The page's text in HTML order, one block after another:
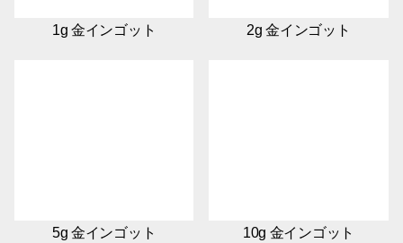
1g 金インゴット 2g 金インゴット
5g 金インゴット 10g 金インゴット